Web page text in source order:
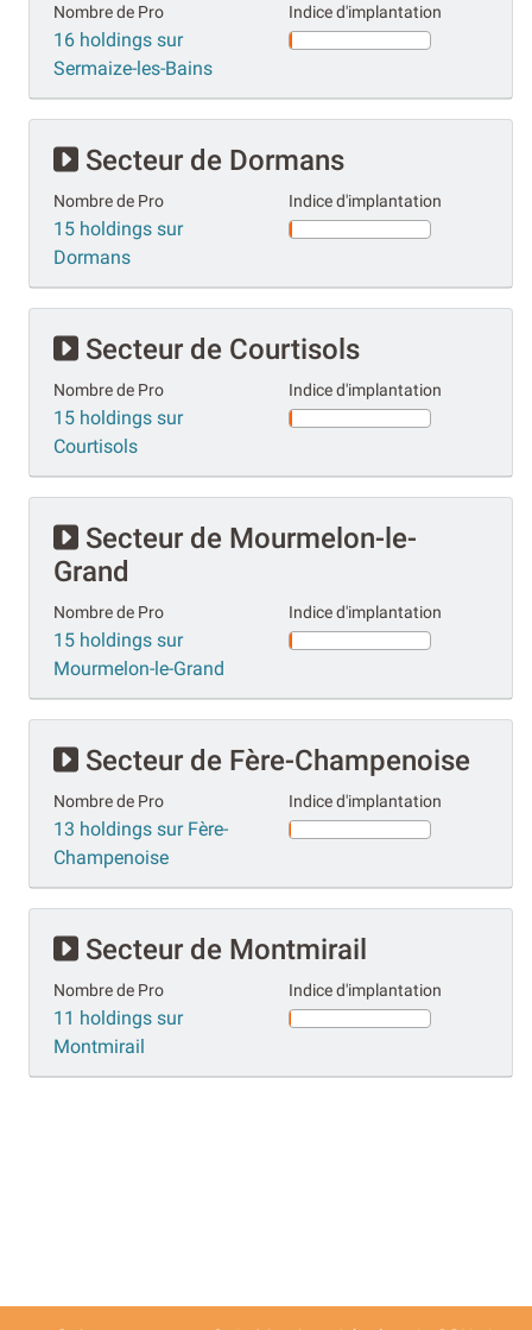
Nombre de Pro
16 holdings sur
Sermaize-les-Bains
Indice d'implantation
Secteur de Dormans
Nombre de Pro
15 holdings sur
Dormans
Indice d'implantation
Secteur de Courtisols
Nombre de Pro
15 holdings sur
Courtisols
Indice d'implantation
Secteur de Mourmelon-le-
Grand
Nombre de Pro
15 holdings sur
Mourmelon-le-Grand
Indice d'implantation
Secteur de Fère-Champenoise
Nombre de Pro
13 holdings sur Fère-
Champenoise
Indice d'implantation
Secteur de Montmirail
Nombre de Pro
11 holdings sur
Montmirail
Indice d'implantation